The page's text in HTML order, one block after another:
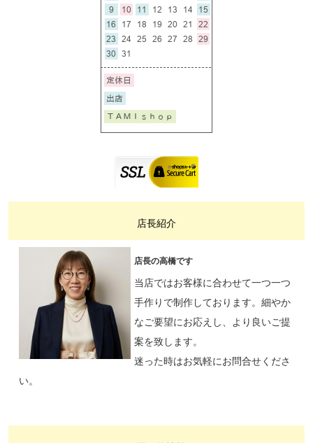
店長紹介
店長の高橋です
当店ではお客様に合わせて一つ一つ
手作りで制作しております。細やか
なご要望にお応えし、より良いご提
案を致します。
迷った時はお気軽にお問合せくださ
い。